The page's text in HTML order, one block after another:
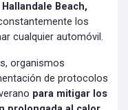
Beach,
los
cualquier automóvil.
organismos
de protocolos
para mitigar los